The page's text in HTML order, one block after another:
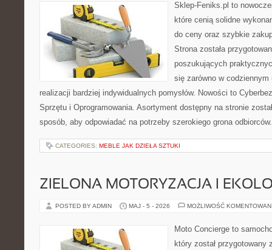
Sklep-Feniks.pl to
które cenią solidne
do ceny oraz szybkie
Strona została
poszukujących
się zarówno w
realizacji bardziej indywidualnych pomysłów. Nowości to
Sprzętu i Oprogramowania. Asortyment dostępny na stronie
sposób, aby odpowiadać na potrzeby szerokiego grona
CATEGORIES: MEBLE JAK DZIEŁA SZTUKI
ZIELONA MOTORYZACJA I
POSTED BY ADMIN MAJ - 5 - 2026 MOŻLIWOŚĆ
Moto Concierge to
który został